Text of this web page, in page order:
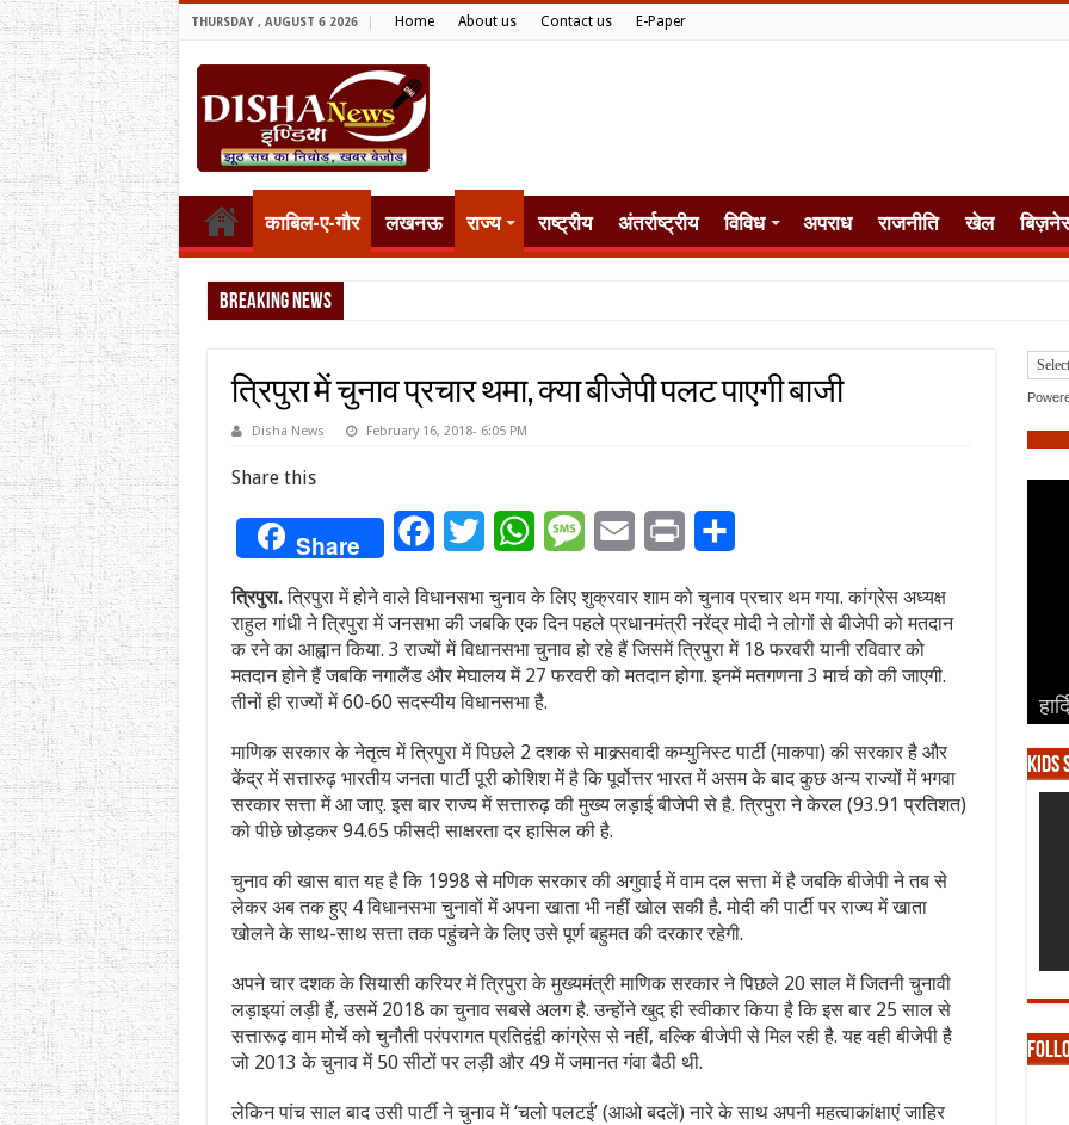
THURSDAY , AUGUST 6 2026 Home About us Contact us E-Paper
काबिल-ए-गौर लखनऊ राज्य राष्ट्रीय अंतर्राष्ट्रीय विविध अपराध राजनीति खेल
Breaking News
त्रिपुरा में चुनाव प्रचार थमा, क्या बीजेपी पलट पाएगी बाजी
Disha News February 16, 2018- 6:05 PM
Share this
Share FacebookTwitterWhatsAppMessageEmail Print
त्रिपुरा.त्रिपुरा में होने वाले विधानसभा चुनाव के लिए शुक्रवार शाम को चुनाव प्रचार थम गया. कांग्रेस अध्यक्ष
राहुल गांधी ने त्रिपुरा में जनसभा की जबकि एक दिन पहले प्रधानमंत्री नरेंद्र मोदी ने लोगों से बीजेपी को मतदान
क रने का आह्वान किया. 3 राज्यों में विधानसभा चुनाव हो रहे हैं जिसमें त्रिपुरा में 18 फरवरी यानी रविवार को
मतदान होने हैं जबकि नगालैंड और मेघालय में 27 फरवरी को मतदान होगा. इनमें मतगणना 3 मार्च को की जाएगी.
तीनों ही राज्यों में 60-60 सदस्यीय विधानसभा है.
माणिक सरकार के नेतृत्व में त्रिपुरा में पिछले 2 दशक से माक्र्सवादी कम्युनिस्ट पार्टी (माकपा) की सरकार है और
केंद्र में सत्तारुढ़ भारतीय जनता पार्टी पूरी कोशिश में है कि पूर्वोत्तर भारत में असम के बाद कुछ अन्य राज्यों में भगवा
सरकार सत्ता में आ जाए. इस बार राज्य में सत्तारुढ़ की मुख्य लड़ाई बीजेपी से है. त्रिपुरा ने केरल (93.91 प्रतिशत)
को पीछे छोड़कर 94.65 फीसदी साक्षरता दर हासिल की है.
चुनाव की खास बात यह है कि 1998 से मणिक सरकार की अगुवाई में वाम दल सत्ता में है जबकि बीजेपी ने तब से
लेकर अब तक हुए 4 विधानसभा चुनावों में अपना खाता भी नहीं खोल सकी है. मोदी की पार्टी पर राज्य में खाता
खोलने के साथ-साथ सत्ता तक पहुंचने के लिए उसे पूर्ण बहुमत की दरकार रहेगी.
अपने चार दशक के सियासी करियर में त्रिपुरा के मुख्यमंत्री माणिक सरकार ने पिछले 20 साल में जितनी चुनावी
लड़ाइयां लड़ी हैं, उसमें 2018 का चुनाव सबसे अलग है. उन्होंने खुद ही स्वीकार किया है कि इस बार 25 साल से
सत्तारूढ़ वाम मोर्चे को चुनौती परंपरागत प्रतिद्वंद्वी कांग्रेस से नहीं, बल्कि बीजेपी से मिल रही है. यह वही बीजेपी है
जो 2013 के चुनाव में 50 सीटों पर लड़ी और 49 में जमानत गंवा बैठी थी.
लेकिन पांच साल बाद उसी पार्टी ने चुनाव में ‘चलो पलटई’ (आओ बदलें) नारे के साथ अपनी महत्वाकांक्षाएं जाहिर
Kids